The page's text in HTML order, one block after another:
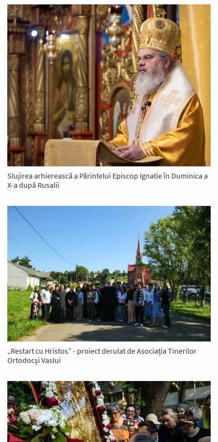
Slujirea arhierească a Părintelui Episcop Ignatie în Duminica a
X-a după Rusalii
„Restart cu Hristos” - proiect derulat de Asociația Tinerilor
Ortodocși Vaslui